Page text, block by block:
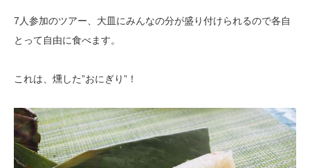
7人参加のツアー、大皿にみんなの分が盛り付けられるので各自
とって自由に食べます。
これは、燻した”おにぎり”！